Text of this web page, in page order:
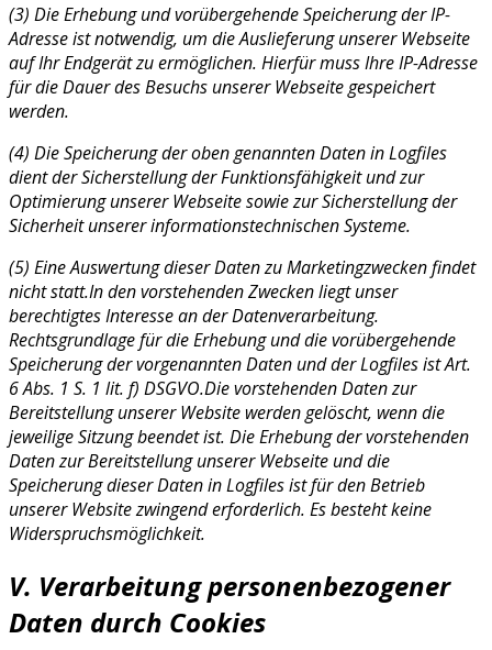
(3) Die Erhebung und vorübergehende Speicherung der IP-
Adresse ist notwendig, um die Auslieferung unserer Webseite
auf Ihr Endgerät zu ermöglichen. Hierfür muss Ihre IP-Adresse
für die Dauer des Besuchs unserer Webseite gespeichert
werden.
(4) Die Speicherung der oben genannten Daten in Logfiles
dient der Sicherstellung der Funktionsfähigkeit und zur
Optimierung unserer Webseite sowie zur Sicherstellung der
Sicherheit unserer informationstechnischen Systeme.
(5) Eine Auswertung dieser Daten zu Marketingzwecken findet
nicht statt.In den vorstehenden Zwecken liegt unser
berechtigtes Interesse an der Datenverarbeitung.
Rechtsgrundlage für die Erhebung und die vorübergehende
Speicherung der vorgenannten Daten und der Logfiles ist Art.
6 Abs. 1 S. 1 lit. f) DSGVO.Die vorstehenden Daten zur
Bereitstellung unserer Website werden gelöscht, wenn die
jeweilige Sitzung beendet ist. Die Erhebung der vorstehenden
Daten zur Bereitstellung unserer Webseite und die
Speicherung dieser Daten in Logfiles ist für den Betrieb
unserer Website zwingend erforderlich. Es besteht keine
Widerspruchsmöglichkeit.
V. Verarbeitung personenbezogener
Daten durch Cookies